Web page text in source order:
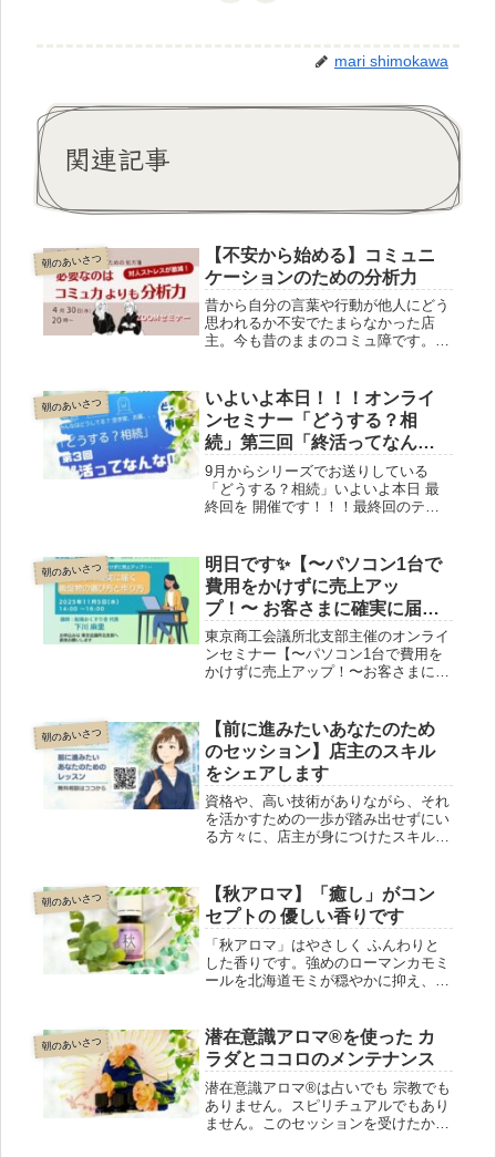
mari shimokawa
関連記事
朝のあいさつ
【不安から始める】コミュニ
ケーションのための分析力
昔から自分の言葉や行動が他人にどう
思われるか不安でたまらなかった店
主。今も昔のままのコミュ障です。そ
の“手の内”をお伝えします。気になる
人はコチラをチェックしてください
⇒https://okusuriya1003.wixsite.com/c
ommunication
朝のあいさつ
いよいよ本日！！！オンライ
ンセミナー「どうする？相
続」第三回「終活ってなんな
のよ？」
9月からシリーズでお送りしている
「どうする？相続」いよいよ本日 最
終回を 開催です！！！最終回のテー
対談形式のオンラインセミナー、本日
2月29日(木)14時～。後追い視聴もで
きます！
朝のあいさつ
明日です✨【〜パソコン1台で
費用をかけずに売上アッ
プ！〜 お客さまに確実に届く
販促物の選び方と作り方】＠
東京商工会議所北支部
東京商工会議所北支部主催のオンライ
ンセミナー【〜パソコン1台で費用を
かけずに売上アップ！〜お客さまに確
マで機会をいただけました。感謝で
す。東京都以外の方でも参加できます
ヨ(^_-)-☆下のURLより直接お申し込み
ください✨https://myevent.tokyo-
cci.or.jp/detail.php?
event_kanri_id=206091
朝のあいさつ
【前に進みたいあなたのため
のセッション】店主のスキル
をシェアします
資格や、高い技術がありながら、それ
を活かすための一歩が踏み出せずにい
る方々に、店主が身につけたスキルを
勧めです。 今店主がとっても力を入
れている仕事です。
朝のあいさつ
【秋アロマ】「癒し」がコン
セプトの 優しい香りです
「秋アロマ」はやさしく ふんわりと
した香りです。強めのローマンカモミ
ールを北海道モミが穏やかに抑え、マ
癒してくれる優しい香りになっていま
す。酷暑で疲れた心身をこの香りで労
わってください。
朝のあいさつ
潜在意識アロマ®を使った カ
ラダとココロのメンテナンス
潜在意識アロマ®は占いでも 宗教でも
ありません。スピリチュアルでもあり
ません。このセッションを受けたから